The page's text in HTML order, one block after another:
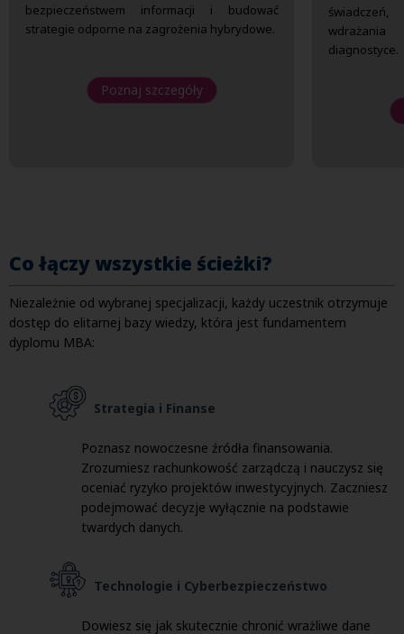
bezpieczeństwem informacji i budować
strategie odporne na zagrożenia hybrydowe.
Poznaj szczegóły
diagnostyce.
Co łączy wszystkie ścieżki?
Niezależnie od wybranej specjalizacji, każdy uczestnik otrzymuje
dostęp do elitarnej bazy wiedzy, która jest fundamentem
dyplomu MBA:
Strategia i Finanse
Poznasz nowoczesne źródła finansowania.
Zrozumiesz rachunkowość zarządczą i nauczysz się
oceniać ryzyko projektów inwestycyjnych. Zaczniesz
podejmować decyzje wyłącznie na podstawie
twardych danych.
Technologie i Cyberbezpieczeństwo
Dowiesz się jak skutecznie chronić wrażliwe dane